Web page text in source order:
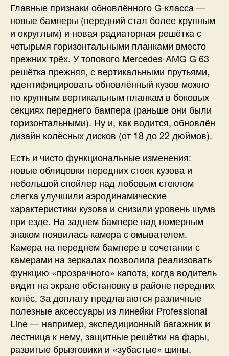
Главные признаки обновлённого G-класса —
новые бамперы (передний стал более крупным
и округлым) и новая радиаторная решётка с
четырьмя горизонтальными планками вместо
прежних трёх. У топового Mercedes-AMG G 63
решётка прежняя, с вертикальными прутьями,
идентифицировать обновлённый кузов можно
по крупным вертикальным планкам в боковых
секциях переднего бампера (раньше они были
горизонтальными). Ну и, как водится, обновлён
дизайн колёсных дисков (от 18 до 22 дюймов).
Есть и чисто функциональные изменения:
новые облицовки передних стоек кузова и
небольшой спойлер над лобовым стеклом
слегка улучшили аэродинамические
характеристики кузова и снизили уровень шума
при езде. На заднем бампере над номерным
знаком появилась камера с омывателем.
Камера на переднем бампере в сочетании с
камерами на зеркалах позволила реализовать
функцию «прозрачного» капота, когда водитель
видит на экране обстановку в районе передних
колёс. За доплату предлагаются различные
полезные аксессуары из линейки Professional
Line — например, экспедиционный багажник и
лестница к нему, защитные решётки на фары,
развитые брызговики и «зубастые» шины.